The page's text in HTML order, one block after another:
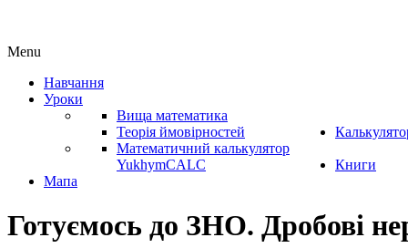
Menu
Навчання
Уроки
Вища математика
Теорія ймовірностей
Математичний калькулятор
YukhymCALC
Книги
Мапа
Готуємось до ЗНО. Дробові